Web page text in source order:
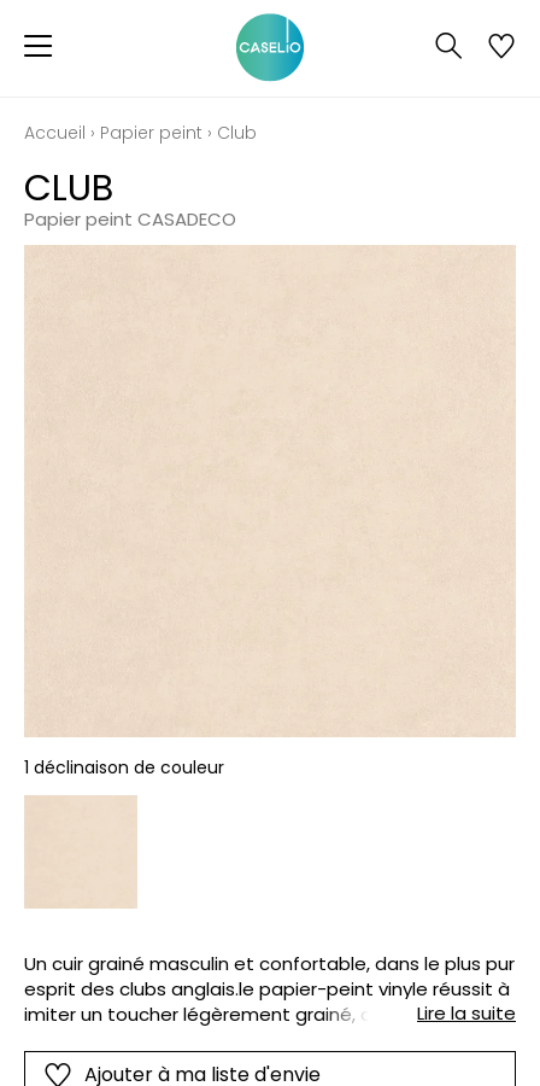
Accueil › Papier peint › Club
CLUB
Papier peint CASADECO
1 déclinaison de couleur
Un cuir grainé masculin et confortable, dans le plus pur
esprit des clubs anglais.le papier-peint vinyle réussit à
imiter un toucher légèrement grainé, comme unLire la suite
Ajouter à ma liste d'envie